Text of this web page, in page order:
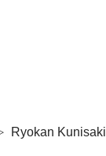
Ryokan Kunisaki